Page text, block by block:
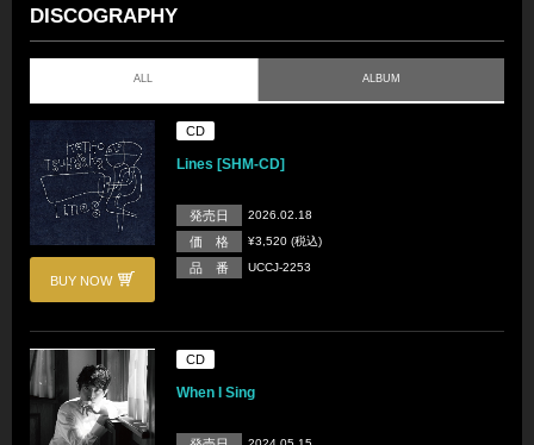
DISCOGRAPHY
ALL ALBUM
BUY NOW
CD
Lines [SHM-CD]
発売日 2026.02.18
価 格 ¥3,520 (税込)
品 番 UCCJ-2253
CD
When I Sing